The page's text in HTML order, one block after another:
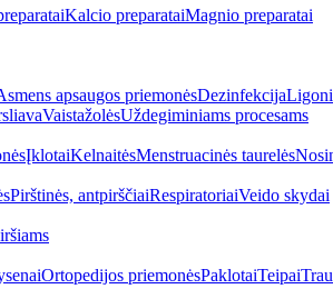
Kalcio preparataiMagnio preparatai
apsaugos priemonėsDezinfekcija
VaistažolėsUždegiminiams procesams
ĮklotaiKelnaitėsMenstruacinės taurelės
Pirštinės, antpirščiaiRespiratoriaiVeido skydai
Ortopedijos priemonėsPaklotaiTeipai